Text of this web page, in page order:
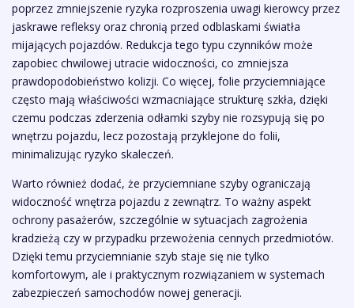
poprzez zmniejszenie ryzyka rozproszenia uwagi kierowcy przez
jaskrawe refleksy oraz chronią przed odblaskami światła
mijających pojazdów. Redukcja tego typu czynników może
zapobiec chwilowej utracie widoczności, co zmniejsza
prawdopodobieństwo kolizji. Co więcej, folie przyciemniające
często mają właściwości wzmacniające strukturę szkła, dzięki
czemu podczas zderzenia odłamki szyby nie rozsypują się po
wnętrzu pojazdu, lecz pozostają przyklejone do folii,
minimalizując ryzyko skaleczeń.
Warto również dodać, że przyciemniane szyby ograniczają
widoczność wnętrza pojazdu z zewnątrz. To ważny aspekt
ochrony pasażerów, szczególnie w sytuacjach zagrożenia
kradzieżą czy w przypadku przewożenia cennych przedmiotów.
Dzięki temu przyciemnianie szyb staje się nie tylko
komfortowym, ale i praktycznym rozwiązaniem w systemach
zabezpieczeń samochodów nowej generacji.